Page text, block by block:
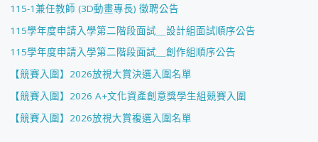
115-1兼任教師 (3D動畫專長) 徵聘公告
115學年度申請入學第二階段面試＿設計組面試順序公告
115學年度申請入學第二階段面試＿創作組順序公告
【競賽入圍】2026放視大賞決選入圍名單
【競賽入圍】2026 A+文化資產創意獎學生組競賽入圍
【競賽入圍】2026放視大賞複選入圍名單